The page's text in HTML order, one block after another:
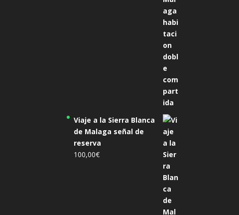
Viaje a la Sierra Blanca
de Malaga señal de
reserva
100,00€